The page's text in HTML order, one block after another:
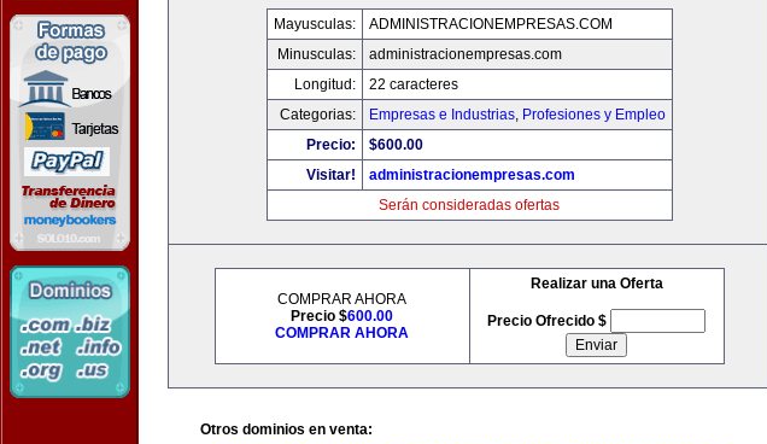
Mayusculas:
ADMINISTRACIONEMPRESAS.COM
Minusculas:
administracionempresas.com
Longitud:
22 caracteres
Categorias:
Empresas e Industrias, Profesiones y Empleo
Precio:
$600.00
Visitar!
administracionempresas.com
Serán consideradas ofertas
COMPRAR AHORA
Precio $600.00
COMPRAR AHORA
Realizar una Oferta
Precio Ofrecido $
Otros dominios en venta: